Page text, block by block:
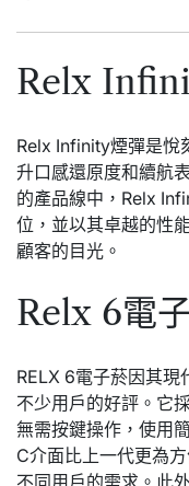
Relx
Relx Infinity煙彈是悅
升口感還原度和續航
的產品線中，Relx
位，並以其卓越的性
顧客的目光。
Relx 6電
RELX 6電子菸因其現
不少用戶的好評。它
無需按鍵操作，使用
C介面比上一代更為
不同用戶的需求。此